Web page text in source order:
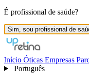
É profissional de saúde?
Sim, sou profissional de
Início Óticas Empresas
Português